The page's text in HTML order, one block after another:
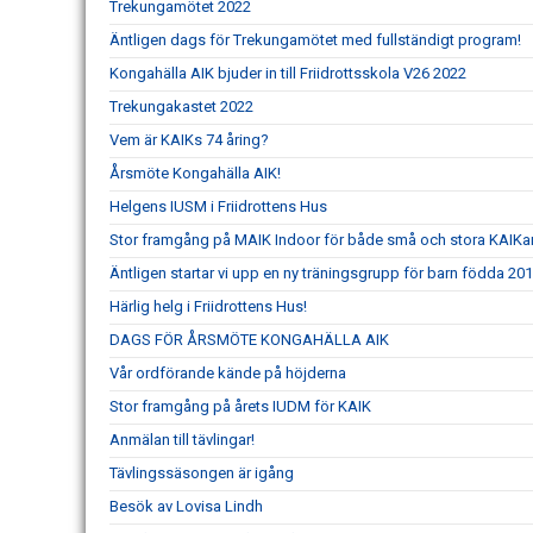
Trekungamötet 2022
Äntligen dags för Trekungamötet med fullständigt program!
Kongahälla AIK bjuder in till Friidrottsskola V26 2022
Trekungakastet 2022
Vem är KAIKs 74 åring?
Årsmöte Kongahälla AIK!
Helgens IUSM i Friidrottens Hus
Stor framgång på MAIK Indoor för både små och stora
Äntligen startar vi upp en ny träningsgrupp för barn födda
Härlig helg i Friidrottens Hus!
DAGS FÖR ÅRSMÖTE KONGAHÄLLA AIK
Vår ordförande kände på höjderna
Stor framgång på årets IUDM för KAIK
Anmälan till tävlingar!
Tävlingssäsongen är igång
Besök av Lovisa Lindh